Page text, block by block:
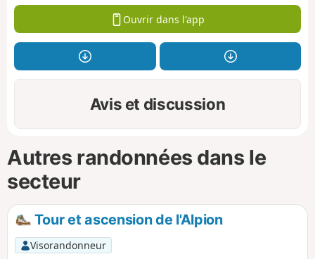
Ouvrir dans l'app
Avis et discussion
Autres randonnées dans le
secteur
Tour et ascension de l'Alpion
Visorandonneur